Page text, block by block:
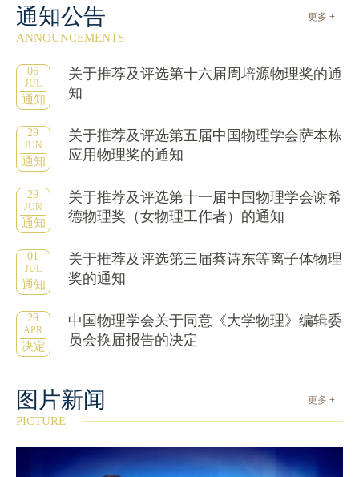
通知公告 更多 +
ANNOUNCEMENTS
06
JUL
通知
关于推荐及评选第十六届周培源物理奖的通
知
29
JUN
通知
关于推荐及评选第五届中国物理学会萨本栋
应用物理奖的通知
29
JUN
通知
关于推荐及评选第十一届中国物理学会谢希
德物理奖（女物理工作者）的通知
01
JUL
通知
关于推荐及评选第三届蔡诗东等离子体物理
奖的通知
29
APR
决定
中国物理学会关于同意《大学物理》编辑委
员会换届报告的决定
更多 +
图片新闻
PICTURE